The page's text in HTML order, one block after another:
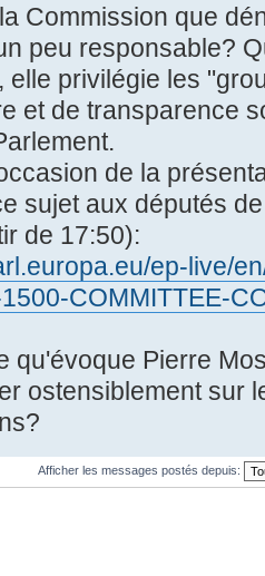
Commission que
peu responsable?
elle privilégie les
et de transparence
de la
sujet aux députés
de 17:50):
ep-live/
COMMITTEE-
qu'évoque Pierre
ostensiblement sur
Afficher les messages postés depuis: